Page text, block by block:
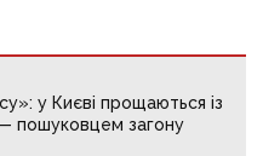
у Києві прощаються із
пошуковцем загону